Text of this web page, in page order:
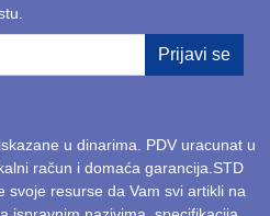
Prijavi se
u dinarima. PDV uracunat u
račun i domaća garancija.STD
svoje resurse da Vam svi artikli na